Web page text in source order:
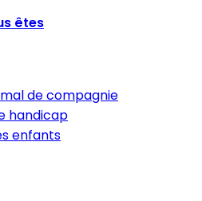
êtes
de compagnie
handicap
enfants